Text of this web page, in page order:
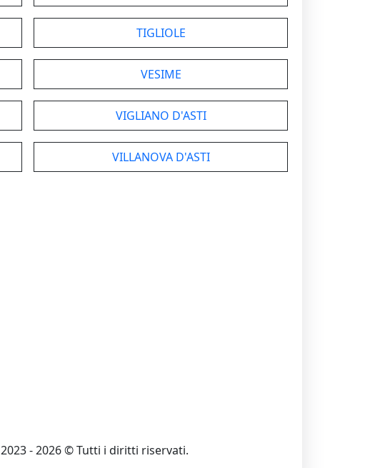
TIGLIOLE
VESIME
VIGLIANO D'ASTI
VILLANOVA D'ASTI
2023 - 2026 © Tutti i diritti riservati.